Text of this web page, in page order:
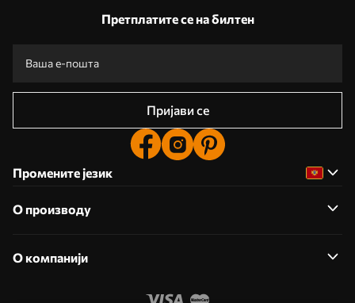
Претплатите се на билтен
Пријави се
Промените језик
О производу
О компанији